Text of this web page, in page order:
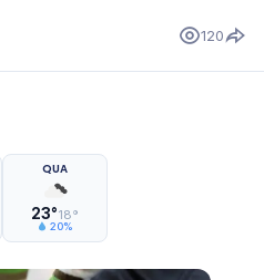
120
QUA
23°18°
20%